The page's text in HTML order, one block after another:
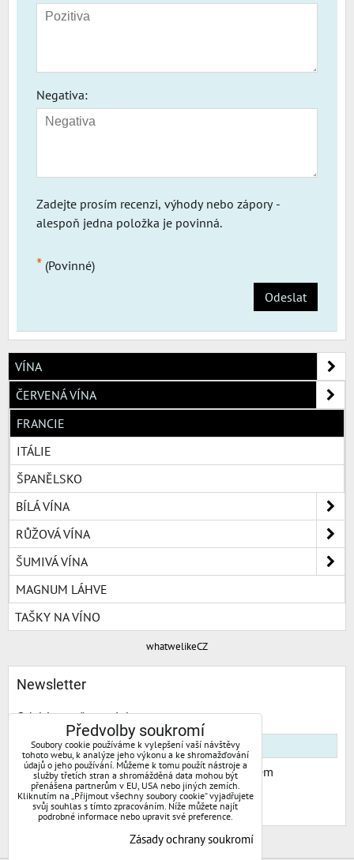
Negativa:
Zadejte prosím recenzi, výhody nebo zápory -
alespoň jedna položka je povinná.
* (Povinné)
Odeslat
VÍNA
ČERVENÁ VÍNA
FRANCIE
ITÁLIE
ŠPANĚLSKO
BÍLÁ VÍNA
RŮŽOVÁ VÍNA
ŠUMIVÁ VÍNA
MAGNUM LÁHVE
TAŠKY NA VÍNO
whatwelikeCZ
Newsletter
Odebírat naše novinky:
Chci se přihlásit k odběru novinek e-mailem
Odebírat
Předvolby soukromí
Soubory cookie používáme k vylepšení vaší návštěvy
tohoto webu, k analýze jeho výkonu a ke shromažďování
údajů o jeho používání. Můžeme k tomu použít nástroje a
služby třetích stran a shromážděná data mohou být
přenášena partnerům v EU, USA nebo jiných zemích.
Kliknutím na „Přijmout všechny soubory cookie“ vyjadřujete
svůj souhlas s tímto zpracováním. Níže můžete najít
podrobné informace nebo upravit své preference.
Zásady ochrany soukromí